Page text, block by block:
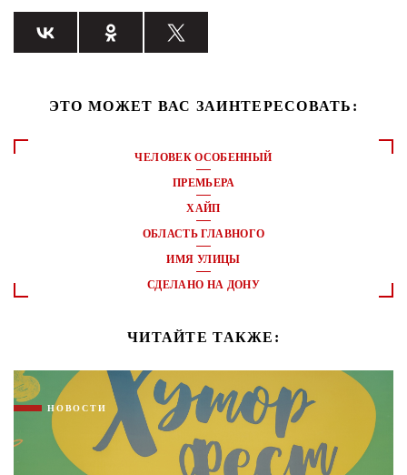
ЭТО МОЖЕТ ВАС ЗАИНТЕРЕСОВАТЬ:
ЧЕЛОВЕК ОСОБЕННЫЙ
ПРЕМЬЕРА
ХАЙП
ОБЛАСТЬ ГЛАВНОГО
ИМЯ УЛИЦЫ
СДЕЛАНО НА ДОНУ
ЧИТАЙТЕ ТАКЖЕ:
НОВОСТИ